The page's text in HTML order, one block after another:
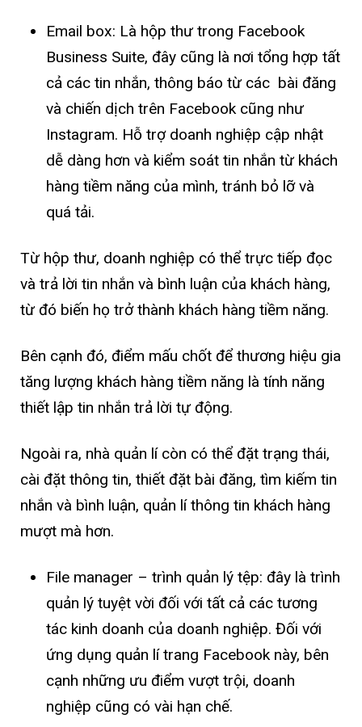
Email box: Là hộp thư trong Facebook
Business Suite, đây cũng là nơi tổng hợp tất
cả các tin nhắn, thông báo từ các bài đăng
và chiến dịch trên Facebook cũng như
Instagram. Hỗ trợ doanh nghiệp cập nhật
dễ dàng hơn và kiểm soát tin nhắn từ khách
hàng tiềm năng của mình, tránh bỏ lỡ và
quá tải.
Từ hộp thư, doanh nghiệp có thể trực tiếp đọc
và trả lời tin nhắn và bình luận của khách hàng,
từ đó biến họ trở thành khách hàng tiềm năng.
Bên cạnh đó, điểm mấu chốt để thương hiệu gia
tăng lượng khách hàng tiềm năng là tính năng
thiết lập tin nhắn trả lời tự động.
Ngoài ra, nhà quản lí còn có thể đặt trạng thái,
cài đặt thông tin, thiết đặt bài đăng, tìm kiếm tin
nhắn và bình luận, quản lí thông tin khách hàng
mượt mà hơn.
File manager – trình quản lý tệp: đây là trình
quản lý tuyệt vời đối với tất cả các tương
tác kinh doanh của doanh nghiệp. Đối với
ứng dụng quản lí trang Facebook này, bên
cạnh những ưu điểm vượt trội, doanh
nghiệp cũng có vài hạn chế.